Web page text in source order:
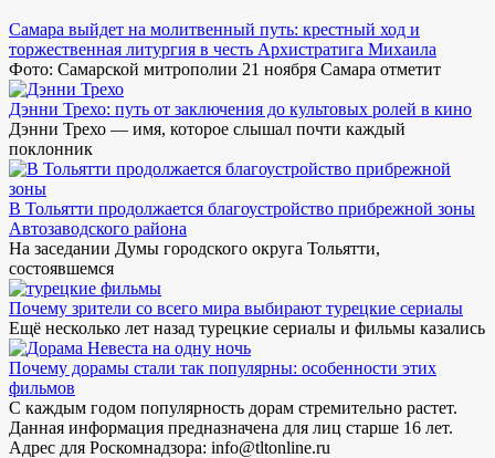
Самара выйдет на молитвенный путь: крестный ход и
торжественная литургия в честь Архистратига Михаила
Фото: Самарской митрополии 21 ноября Самара отметит
Дэнни Трехо: путь от заключения до культовых ролей в кино
Дэнни Трехо — имя, которое слышал почти каждый
поклонник
В Тольятти продолжается благоустройство прибрежной зоны
Автозаводского района
На заседании Думы городского округа Тольятти,
состоявшемся
Почему зрители со всего мира выбирают турецкие сериалы
Ещё несколько лет назад турецкие сериалы и фильмы казались
Почему дорамы стали так популярны: особенности этих
фильмов
С каждым годом популярность дорам стремительно растет.
Данная информация предназначена для лиц старше 16 лет.
Адрес для Роскомнадзора: info@tltonline.ru